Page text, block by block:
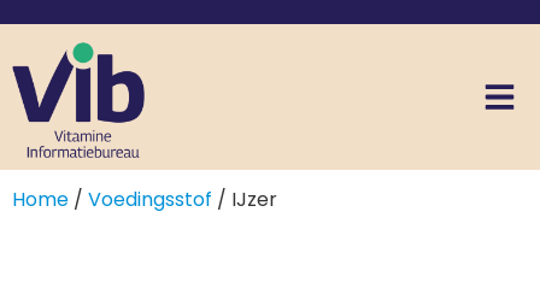
Home / Voedingsstof / IJzer